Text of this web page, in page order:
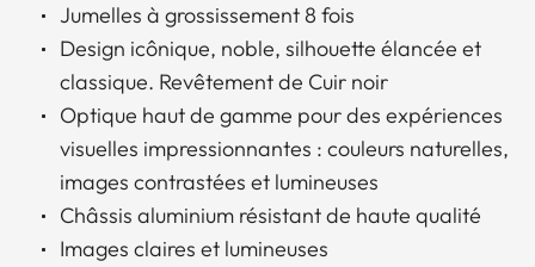
Jumelles à grossissement 8 fois
Design icônique, noble, silhouette élancée et
classique. Revêtement de Cuir noir
Optique haut de gamme pour des expériences
visuelles impressionnantes : couleurs naturelles,
images contrastées et lumineuses
Châssis aluminium résistant de haute qualité
Images claires et lumineuses